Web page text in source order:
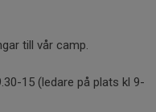
till vår camp.
15 (ledare på plats kl 9-